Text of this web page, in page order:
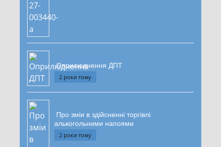
Оприлюднення ДПТ
2 роки тому
Про зміи в здійсненні торгівлі
алькогольними напоями
2 роки тому